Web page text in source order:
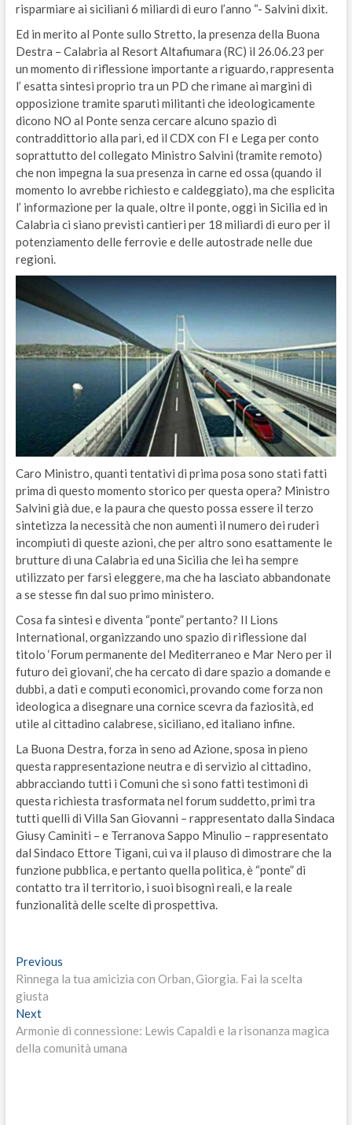
risparmiare ai siciliani 6 miliardi di euro l’anno “- Salvini dixit.
Ed in merito al Ponte sullo Stretto, la presenza della Buona
Destra – Calabria al Resort Altafiumara (RC) il 26.06.23 per
un momento di riflessione importante a riguardo, rappresenta
l’ esatta sintesi proprio tra un PD che rimane ai margini di
opposizione tramite sparuti militanti che ideologicamente
dicono NO al Ponte senza cercare alcuno spazio di
contraddittorio alla pari, ed il CDX con FI e Lega per conto
soprattutto del collegato Ministro Salvini (tramite remoto)
che non impegna la sua presenza in carne ed ossa (quando il
momento lo avrebbe richiesto e caldeggiato), ma che esplicita
l’ informazione per la quale, oltre il ponte, oggi in Sicilia ed in
Calabria ci siano previsti cantieri per 18 miliardi di euro per il
potenziamento delle ferrovie e delle autostrade nelle due
regioni.
Caro Ministro, quanti tentativi di prima posa sono stati fatti
prima di questo momento storico per questa opera? Ministro
Salvini già due, e la paura che questo possa essere il terzo
sintetizza la necessità che non aumenti il numero dei ruderi
incompiuti di queste azioni, che per altro sono esattamente le
brutture di una Calabria ed una Sicilia che lei ha sempre
utilizzato per farsi eleggere, ma che ha lasciato abbandonate
a se stesse fin dal suo primo ministero.
Cosa fa sintesi e diventa “ponte” pertanto? Il Lions
International, organizzando uno spazio di riflessione dal
titolo ‘Forum permanente del Mediterraneo e Mar Nero per il
futuro dei giovani’, che ha cercato di dare spazio a domande e
dubbi, a dati e computi economici, provando come forza non
ideologica a disegnare una cornice scevra da faziosità, ed
utile al cittadino calabrese, siciliano, ed italiano infine.
La Buona Destra, forza in seno ad Azione, sposa in pieno
questa rappresentazione neutra e di servizio al cittadino,
abbracciando tutti i Comuni che si sono fatti testimoni di
questa richiesta trasformata nel forum suddetto, primi tra
tutti quelli di Villa San Giovanni – rappresentato dalla Sindaca
Giusy Caminiti – e Terranova Sappo Minulio – rappresentato
dal Sindaco Ettore Tigani, cui va il plauso di dimostrare che la
funzione pubblica, e pertanto quella politica, è “ponte” di
contatto tra il territorio, i suoi bisogni reali, e la reale
funzionalità delle scelte di prospettiva.
Navigazione
articoli
PreviousPrevious
post:
Rinnega la tua amicizia con Orban, Giorgia. Fai la scelta
giusta
NextNext
post:
Armonie di connessione: Lewis Capaldi e la risonanza magica
della comunità umana